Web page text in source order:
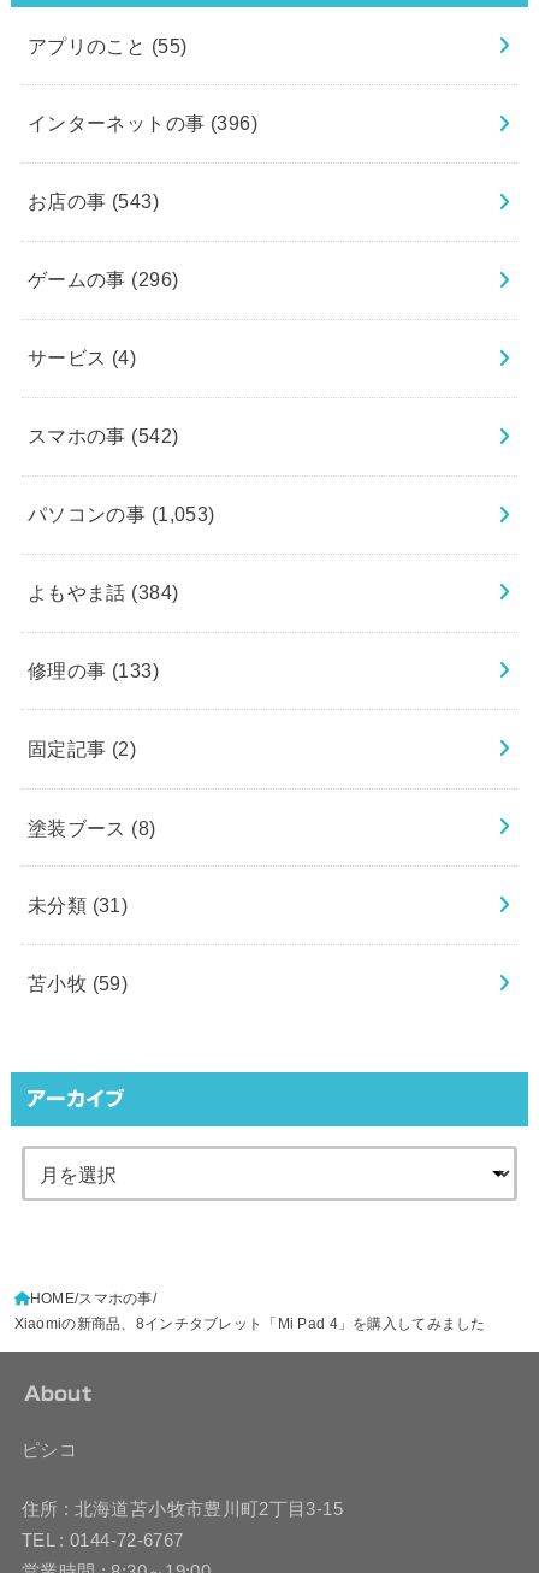
アプリのこと (55)
インターネットの事 (396)
お店の事 (543)
ゲームの事 (296)
サービス (4)
スマホの事 (542)
パソコンの事 (1,053)
よもやま話 (384)
修理の事 (133)
固定記事 (2)
塗装ブース (8)
未分類 (31)
苫小牧 (59)
アーカイブ
HOME スマホの事
Xiaomiの新商品、8インチタブレット「Mi Pad 4」を購入してみました
About
ピシコ
住所 : 北海道苫小牧市豊川町2丁目3-15
TEL : 0144-72-6767